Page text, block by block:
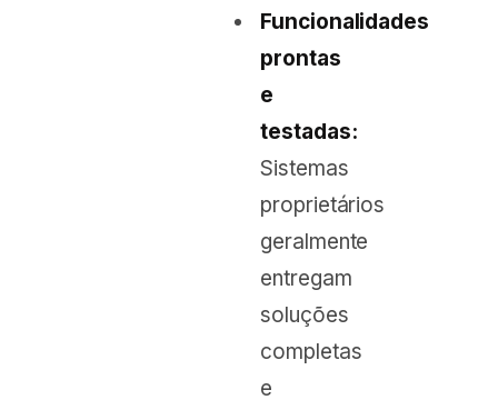
Funcionalidades
prontas
e
testadas:
Sistemas
proprietários
geralmente
entregam
soluções
completas
e